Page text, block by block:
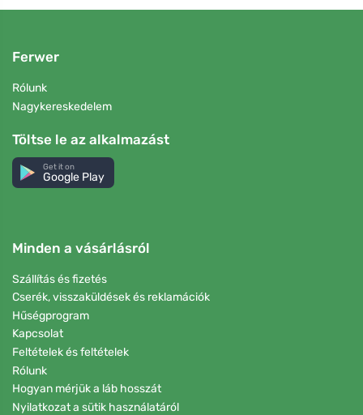
Ferwer
Rólunk
Nagykereskedelem
Töltse le az alkalmazást
Get it on
Google Play
Minden a vásárlásról
Szállítás és fizetés
Cserék, visszaküldések és reklamációk
Hűségprogram
Kapcsolat
Feltételek és feltételek
Rólunk
Hogyan mérjük a láb hosszát
Nyilatkozat a sütik használatáról